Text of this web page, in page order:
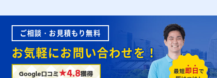
ご相談・お見積もり無料
お気軽にお問い合わせを！
Google口コミ★4.8獲得